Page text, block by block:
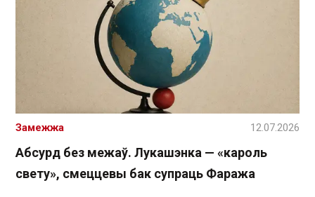
Абсурд без межаў. Лукашэнка — «кароль
свету», смеццевы бак супраць Фаража
Замежжа 12.07.2026